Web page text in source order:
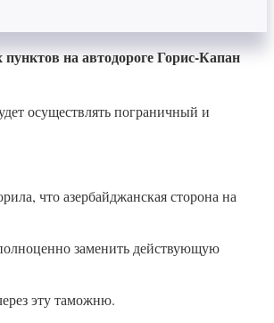
на автодороге Горис-Капан
осуществлять пограничный и
что азербайджанская сторона на
заменить действующую
эту таможню.